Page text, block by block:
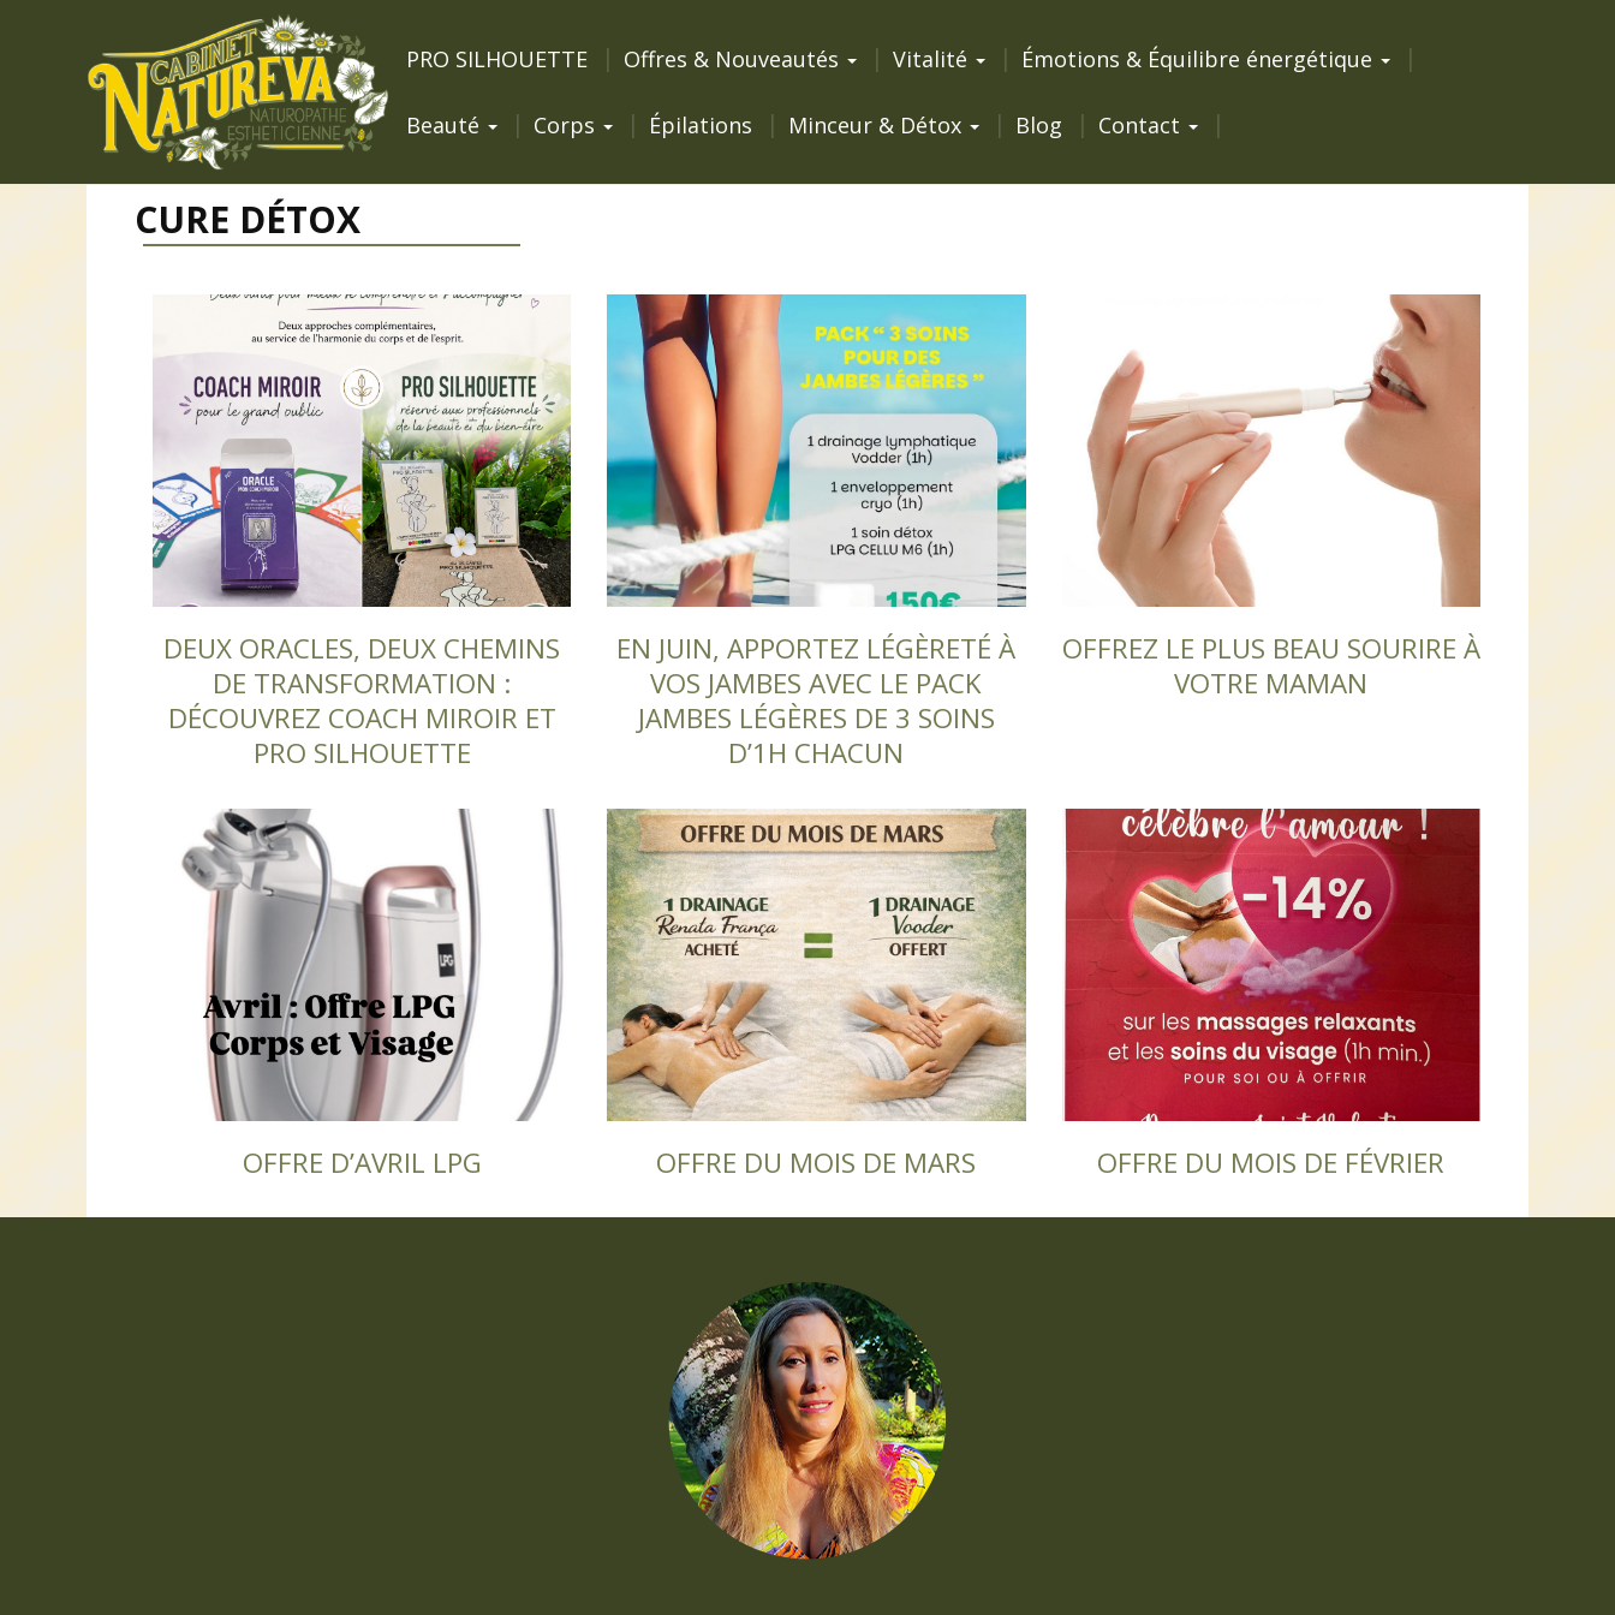
PRO SILHOUETTE Offres & Nouveautés Vitalité Émotions & Équilibre énergétique
Beauté Corps Épilations Minceur & Détox Blog Contact
CURE DÉTOX
DEUX ORACLES, DEUX CHEMINS
DE TRANSFORMATION :
DÉCOUVREZ COACH MIROIR ET
PRO SILHOUETTE
EN JUIN, APPORTEZ LÉGÈRETÉ À
VOS JAMBES AVEC LE PACK
JAMBES LÉGÈRES DE 3 SOINS
D’1H CHACUN
OFFREZ LE PLUS BEAU SOURIRE À
VOTRE MAMAN
OFFRE D’AVRIL LPG OFFRE DU MOIS DE MARS OFFRE DU MOIS DE FÉVRIER